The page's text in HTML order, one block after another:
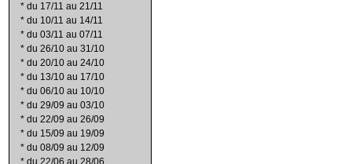
* du 17/11 au 21/11
* du 10/11 au 14/11
* du 03/11 au 07/11
* du 26/10 au 31/10
* du 20/10 au 24/10
* du 13/10 au 17/10
* du 06/10 au 10/10
* du 29/09 au 03/10
* du 22/09 au 26/09
* du 15/09 au 19/09
* du 08/09 au 12/09
* du 22/06 au 28/06